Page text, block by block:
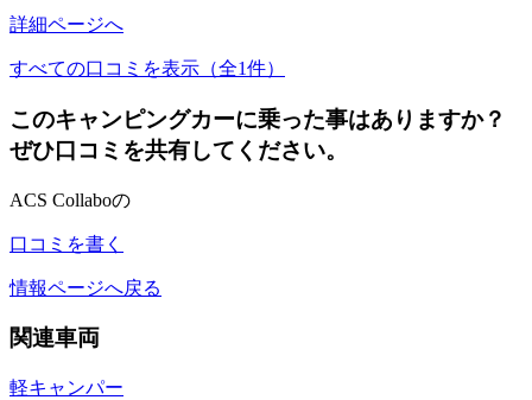
詳細ページへ
すべての口コミを表示（全1件）
このキャンピングカーに乗った事はありますか？
ぜひ口コミを共有してください。
ACS Collaboの
口コミを書く
情報ページへ戻る
関連車両
軽キャンパー